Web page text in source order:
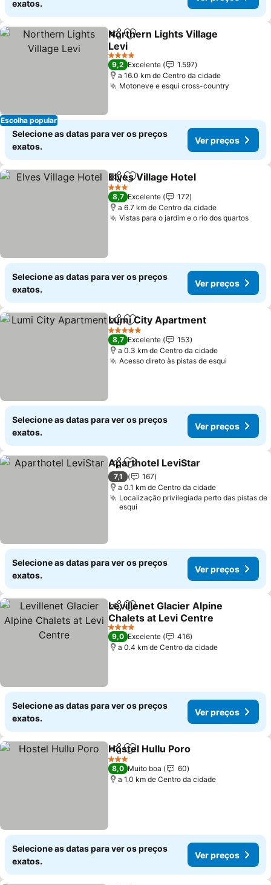
exatos.
Escolha popular
PartilharAdicionar aos favoritos
Northern Lights Village
Levi
Ver preços
4 Estrelas
9,2 Excelente
1.597
a 16.0 km de Centro da cidade
Motoneve e esqui cross-country
Selecione as datas para ver os preços
exatos.
Ver preços
PartilharAdicionar aos favoritos
Elves Village Hotel
3 Estrelas
8,7 Excelente
172
a 6.7 km de Centro da cidade
Vistas para o jardim e o rio dos quartosVer
Selecione as datas para ver os preços
exatos.
Ver preços
PartilharAdicionar aos favoritos
Lumi City Apartment
5 Estrelas
8,7 Excelente
153
a 0.3 km de Centro da cidade
Acesso direto às pistas de esqui
Selecione as datas para ver os preços
exatos.
Ver preços
PartilharAdicionar aos favoritos
Aparthotel LeviStar
7,1
167
a 0.1 km de Centro da cidade
Localização privilegiada perto das pistas de
esqui
Selecione as datas para ver os preços
exatos.
Ver preços
PartilharAdicionar aos favoritos
Levillenet Glacier Alpine
Chalets at Levi Centre
Ver preços
4 Estrelas
9,0 Excelente
416
a 0.4 km de Centro da cidade
Selecione as datas para ver os preços
exatos.
Ver preços
PartilharAdicionar aos favoritos
Hostel Hullu Poro
3 Estrelas
8,0 Muito boa
60
a 1.0 km de Centro da cidade
Selecione as datas para ver os preços
exatos.
Ver preços